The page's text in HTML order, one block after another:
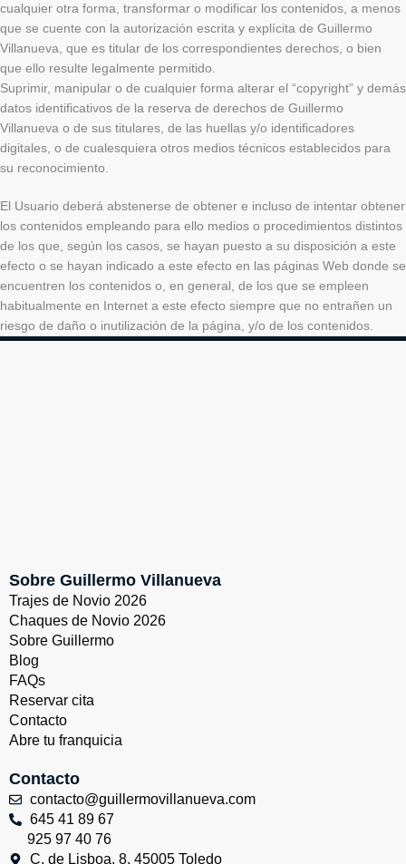
cualquier otra forma, transformar o modificar los contenidos, a menos
que se cuente con la autorización escrita y explícita de Guillermo
Villanueva, que es titular de los correspondientes derechos, o bien
que ello resulte legalmente permitido.
Suprimir, manipular o de cualquier forma alterar el “copyright” y demás
datos identificativos de la reserva de derechos de Guillermo
Villanueva o de sus titulares, de las huellas y/o identificadores
digitales, o de cualesquiera otros medios técnicos establecidos para
su reconocimiento.
El Usuario deberá abstenerse de obtener e incluso de intentar obtener
los contenidos empleando para ello medios o procedimientos distintos
de los que, según los casos, se hayan puesto a su disposición a este
efecto o se hayan indicado a este efecto en las páginas Web donde se
encuentren los contenidos o, en general, de los que se empleen
habitualmente en Internet a este efecto siempre que no entrañen un
riesgo de daño o inutilización de la página, y/o de los contenidos.
Sobre Guillermo Villanueva
Trajes de Novio 2026
Chaques de Novio 2026
Sobre Guillermo
Blog
FAQs
Reservar cita
Contacto
Abre tu franquicia
Contacto
contacto@guillermovillanueva.com
645 41 89 67
925 97 40 76
C. de Lisboa, 8, 45005 Toledo